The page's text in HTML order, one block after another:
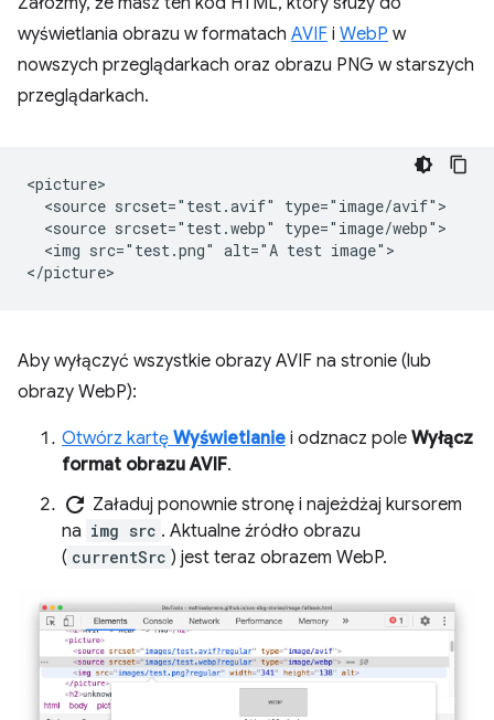
wyświetlania obrazu w formatach AVIF i WebP w
nowszych przeglądarkach oraz obrazu PNG w starszych
przeglądarkach.
<picture>
  <source srcset="test.avif" type="image/avif">
  <source srcset="test.webp" type="image/webp">
  <img src="test.png" alt="A test image">
Aby wyłączyć wszystkie obrazy AVIF na stronie (lub
obrazy WebP):
Otwórz kartę Wyświetlanie i odznacz pole Wyłącz
format obrazu AVIF.
refresh Załaduj ponownie stronę i najeżdżaj kursorem
na img src . Aktualne źródło obrazu
( currentSrc ) jest teraz obrazem WebP.